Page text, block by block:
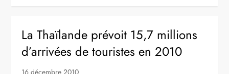
La Thaïlande prévoit 15,7 millions
d’arrivées de touristes en 2010
16 décembre 2010